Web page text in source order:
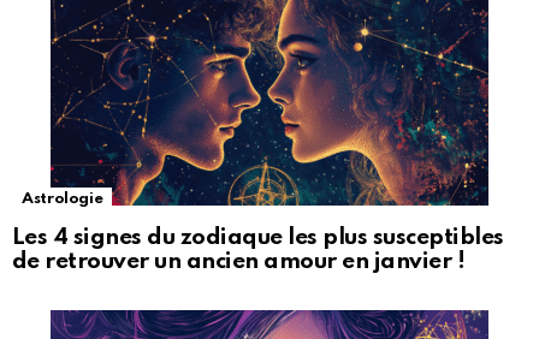
Astrologie
Les 4 signes du zodiaque les plus susceptibles
de retrouver un ancien amour en janvier !